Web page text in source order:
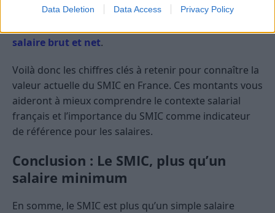
Data Deletion Data Access Privacy Policy
salaire brut et net.
Voilà donc les chiffres clés à retenir pour connaître la
valeur actuelle du SMIC en France. Ces montants vous
aideront à mieux comprendre le contexte salarial
français et l’importance du SMIC comme indicateur
de référence pour les salaires.
Conclusion : Le SMIC, plus qu’un
salaire minimum
En somme, le SMIC est plus qu’un simple salaire